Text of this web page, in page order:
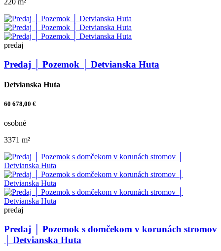
predaj
Predaj │ Pozemok │ Detvianska Huta
Detvianska Huta
60 678,00 €
osobné
3371 m²
predaj
Predaj │ Pozemok s domčekom v korunách stromov
│ Detvianska Huta